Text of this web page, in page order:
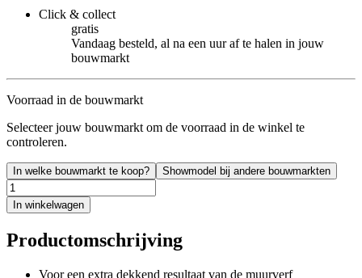
Click & collect
gratis
Vandaag besteld, al na een uur af te halen in jouw
bouwmarkt
Voorraad in de bouwmarkt
Selecteer jouw bouwmarkt om de voorraad in de winkel te
controleren.
In welke bouwmarkt te koop? Showmodel bij andere bouwmarkten
In winkelwagen
Productomschrijving
Voor een extra dekkend resultaat van de muurverf